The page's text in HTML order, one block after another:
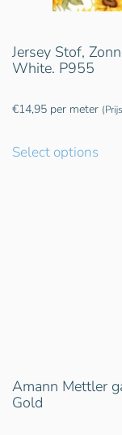
Jersey Stof,
White. P955
€14,95 per meter
Select options
Amann Mettler
Gold